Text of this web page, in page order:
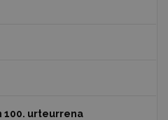
100. urteurrena